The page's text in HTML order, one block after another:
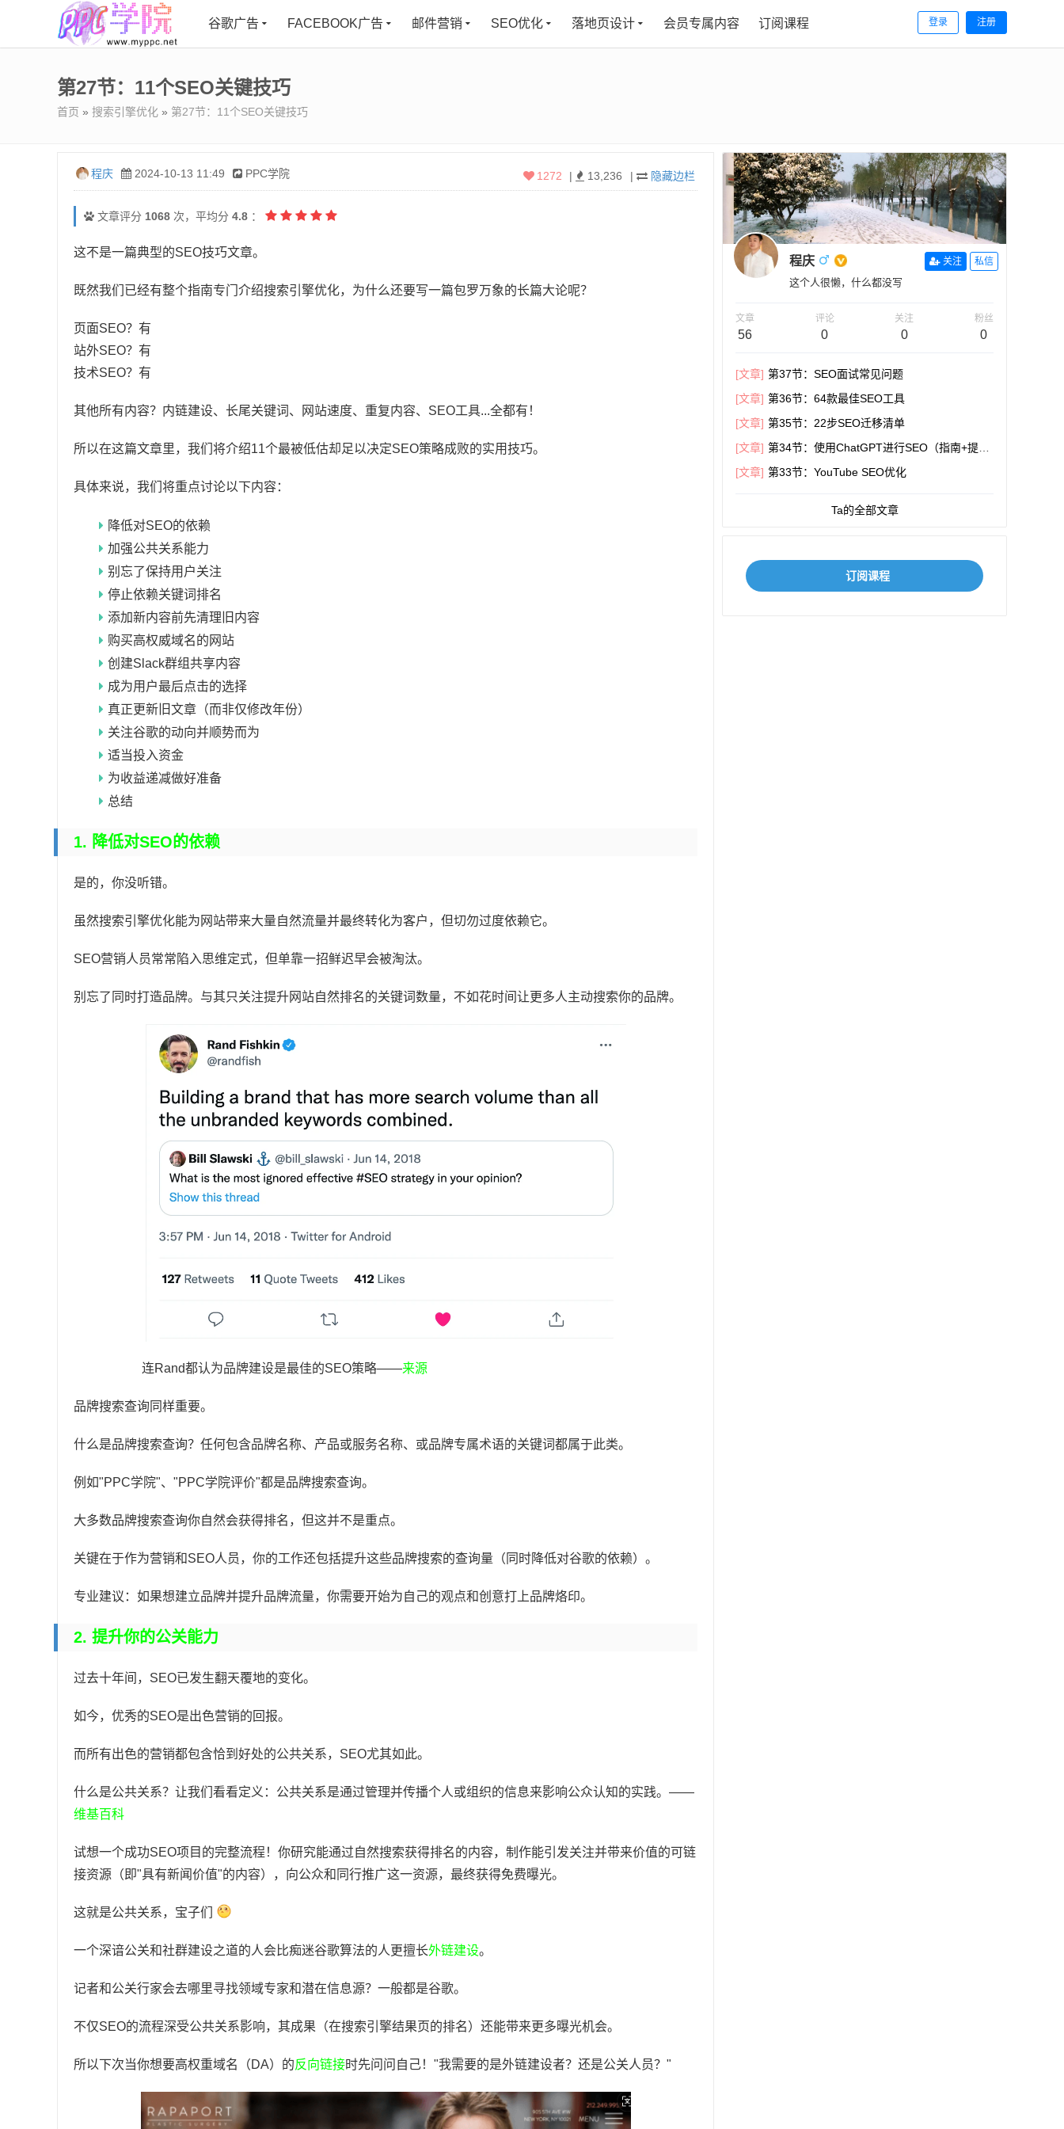
登录 注册
谷歌广告 FACEBOOK广告 邮件营销 SEO优化 落地页设计 会员专属内容 订阅课程
第27节：11个SEO关键技巧
首页 » 搜索引擎优化 » 第27节：11个SEO关键技巧
程庆 2024-10-13 11:49 PPC学院 | 隐藏边栏
| 13,236
1272
文章评分 1068 次，平均分 4.8 ：
这不是一篇典型的SEO技巧文章。
既然我们已经有整个指南专门介绍搜索引擎优化，为什么还要写一篇包罗万象的长篇大论呢？
页面SEO？有
站外SEO？有
技术SEO？有
其他所有内容？内链建设、长尾关键词、网站速度、重复内容、SEO工具...全都有！
所以在这篇文章里，我们将介绍11个最被低估却足以决定SEO策略成败的实用技巧。
具体来说，我们将重点讨论以下内容：
降低对SEO的依赖
加强公共关系能力
别忘了保持用户关注
停止依赖关键词排名
添加新内容前先清理旧内容
购买高权威域名的网站
创建Slack群组共享内容
成为用户最后点击的选择
真正更新旧文章（而非仅修改年份）
关注谷歌的动向并顺势而为
适当投入资金
为收益递减做好准备
总结
1. 降低对SEO的依赖
是的，你没听错。
虽然搜索引擎优化能为网站带来大量自然流量并最终转化为客户，但切勿过度依赖它。
SEO营销人员常常陷入思维定式，但单靠一招鲜迟早会被淘汰。
别忘了同时打造品牌。与其只关注提升网站自然排名的关键词数量，不如花时间让更多人主动搜索你的品牌。
连Rand都认为品牌建设是最佳的SEO策略——来源
品牌搜索查询同样重要。
什么是品牌搜索查询？任何包含品牌名称、产品或服务名称、或品牌专属术语的关键词都属于此类。
例如"PPC学院"、"PPC学院评价"都是品牌搜索查询。
大多数品牌搜索查询你自然会获得排名，但这并不是重点。
关键在于作为营销和SEO人员，你的工作还包括提升这些品牌搜索的查询量（同时降低对谷歌的依赖）。
专业建议：如果想建立品牌并提升品牌流量，你需要开始为自己的观点和创意打上品牌烙印。
2. 提升你的公关能力
过去十年间，SEO已发生翻天覆地的变化。
如今，优秀的SEO是出色营销的回报。
而所有出色的营销都包含恰到好处的公共关系，SEO尤其如此。
什么是公共关系？让我们看看定义：公共关系是通过管理并传播个人或组织的信息来影响公众认知的实践。——
维基百科
试想一个成功SEO项目的完整流程！你研究能通过自然搜索获得排名的内容，制作能引发关注并带来价值的可链
接资源（即"具有新闻价值"的内容），向公众和同行推广这一资源，最终获得免费曝光。
这就是公共关系，宝子们
一个深谙公关和社群建设之道的人会比痴迷谷歌算法的人更擅长外链建设。
记者和公关行家会去哪里寻找领域专家和潜在信息源？一般都是谷歌。
不仅SEO的流程深受公共关系影响，其成果（在搜索引擎结果页的排名）还能带来更多曝光机会。
所以下次当你想要高权重域名（DA）的反向链接时先问问自己！"我需要的是外链建设者？还是公关人员？"
程庆 关注 私信
这个人很懒，什么都没写
文章
56
评论
0
关注
0
粉丝
0
[文章] 第37节：SEO面试常见问题
[文章] 第36节：64款最佳SEO工具
[文章] 第35节：22步SEO迁移清单
[文章] 第34节：使用ChatGPT进行SEO（指南+提
示）
[文章] 第33节：YouTube SEO优化
Ta的全部文章
订阅课程